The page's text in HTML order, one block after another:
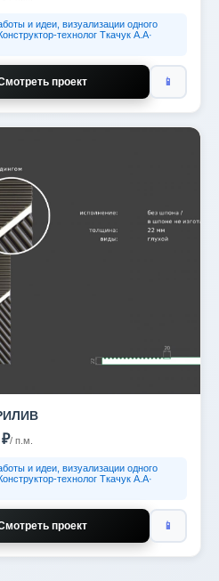
и идеи, визуализации одного
технолог Ткачук А.А·
проект 📱
/ п.м.
и идеи, визуализации одного
технолог Ткачук А.А·
проект 📱